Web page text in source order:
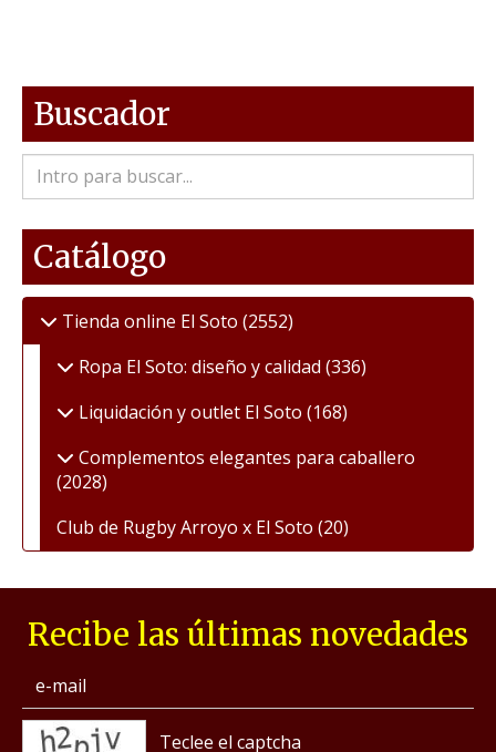
Buscador
Catálogo
Tienda online El Soto (2552)
Ropa El Soto: diseño y calidad (336)
Liquidación y outlet El Soto (168)
Complementos elegantes para caballero
(2028)
Club de Rugby Arroyo x El Soto (20)
Recibe las últimas novedades